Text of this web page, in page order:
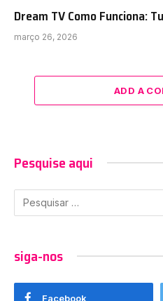
Dream TV Como Funciona:
março 26, 2026
ADD A
Pesquise aqui
siga-nos
Facebook